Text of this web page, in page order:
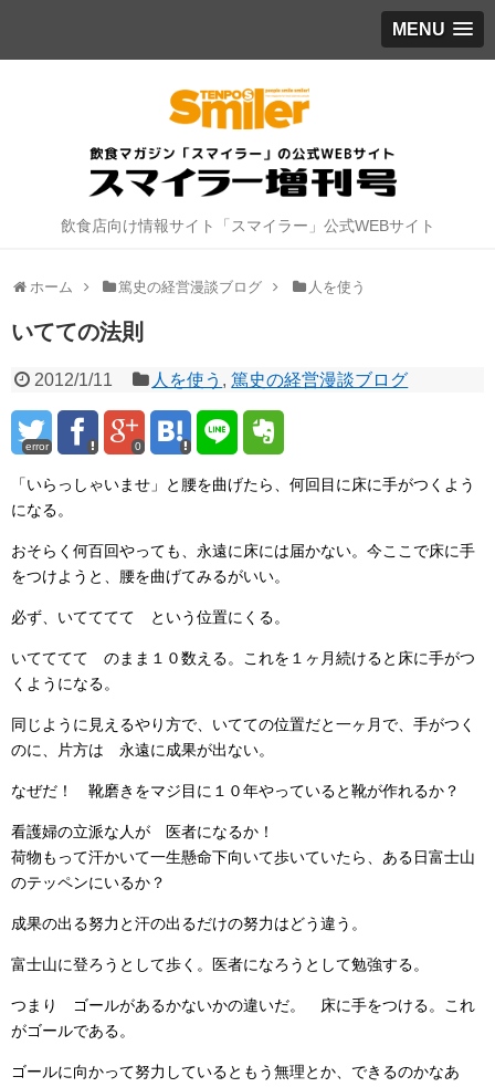
MENU
飲食店向け情報サイト「スマイラー」公式WEBサイト
ホーム 篤史の経営漫談ブログ 人を使う
いてての法則
2012/1/11 人を使う ,篤史の経営漫談ブログ
error 0
「いらっしゃいませ」と腰を曲げたら、何回目に床に手がつくよう
になる。
おそらく何百回やっても、永遠に床には届かない。今ここで床に手
をつけようと、腰を曲げてみるがいい。
必ず、いてててて という位置にくる。
いてててて のまま１０数える。これを１ヶ月続けると床に手がつ
くようになる。
同じように見えるやり方で、いてての位置だと一ヶ月で、手がつく
のに、片方は 永遠に成果が出ない。
なぜだ！ 靴磨きをマジ目に１０年やっていると靴が作れるか？
看護婦の立派な人が 医者になるか！
荷物もって汗かいて一生懸命下向いて歩いていたら、ある日富士山
のテッペンにいるか？
成果の出る努力と汗の出るだけの努力はどう違う。
富士山に登ろうとして歩く。医者になろうとして勉強する。
つまり ゴールがあるかないかの違いだ。 床に手をつける。これ
がゴールである。
ゴールに向かって努力しているともう無理とか、できるのかなあ